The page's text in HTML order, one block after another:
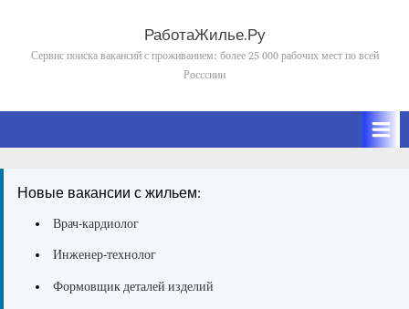
content
РаботаЖилье.Ру
Сервис поиска вакансий с проживанием: более 25 000 рабочих мест по всей
Росссиии
Новые вакансии с жильем:
Врач-кардиолог
Инженер-технолог
Формовщик деталей изделий